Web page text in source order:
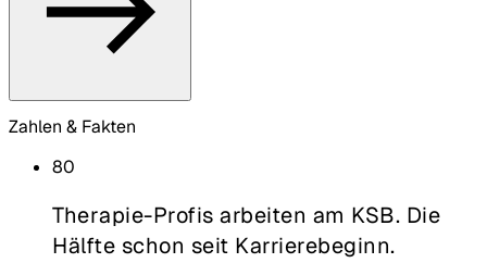
Zahlen & Fakten
80
Therapie-Profis arbeiten am KSB. Die
Hälfte schon seit Karrierebeginn.